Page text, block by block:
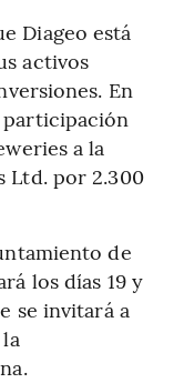
Diageo está
activos
En
a la
Ltd. por 2.300
de
los días 19 y
se invitará a